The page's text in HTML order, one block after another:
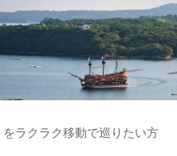
ラクラク移動で巡りたい方